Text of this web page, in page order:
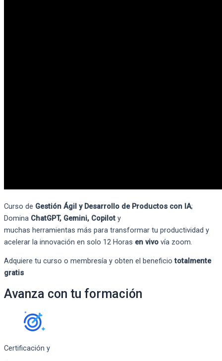
Curso de Gestión Ágil y Desarrollo de Productos con IA;
Domina ChatGPT, Gemini, Copilot y
muchas herramientas más para transformar tu productividad y
acelerar la innovación en solo 12 Horas en vivo vía zoom.
Adquiere tu curso o membresía y obten el beneficiototalmente
gratis
Avanza con tu formación
Certificación y